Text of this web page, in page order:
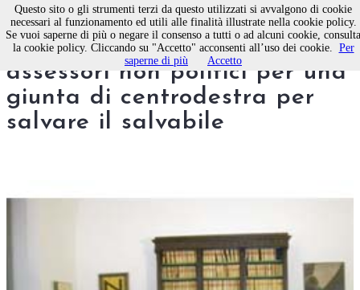
Nomi e volti dei 7 nuovi
assessori non politici per una
giunta di centrodestra per
salvare il salvabile
Questo sito o gli strumenti terzi da questo utilizzati si avvalgono di cookie
necessari al funzionamento ed utili alle finalità illustrate nella cookie policy.
Se vuoi saperne di più o negare il consenso a tutti o ad alcuni cookie, consulta
la cookie policy. Cliccando su "Accetto" acconsenti all’uso dei cookie. Per
saperne di più
Accetto